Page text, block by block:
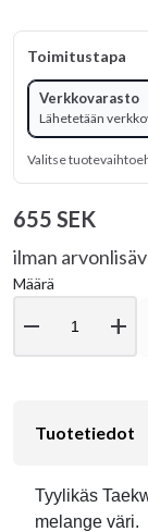
Toimitustapa
Verkkovarasto
Lähetetään
Valitse
655 SEK
ilman
Määrä
remove add
Tuotetiedot
Tyylikäs
melange väri.